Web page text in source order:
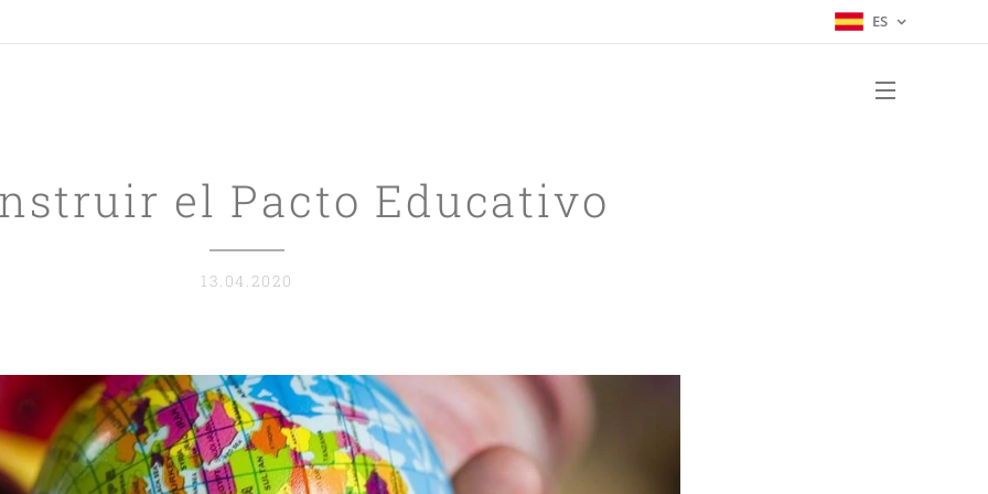
ES
el Pacto Educativo
13.04.2020